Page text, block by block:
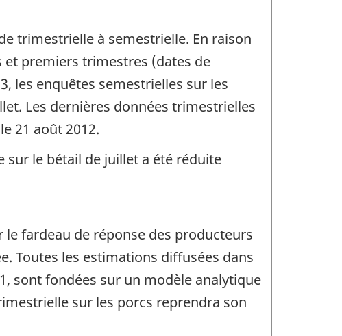
trimestrielle à semestrielle. En raison
premiers trimestres (dates de
les enquêtes semestrielles sur les
Les dernières données trimestrielles
21 août 2012.
sur le bétail de juillet a été réduite
le fardeau de réponse des producteurs
Toutes les estimations diffusées dans
sont fondées sur un modèle analytique
sur les porcs reprendra son